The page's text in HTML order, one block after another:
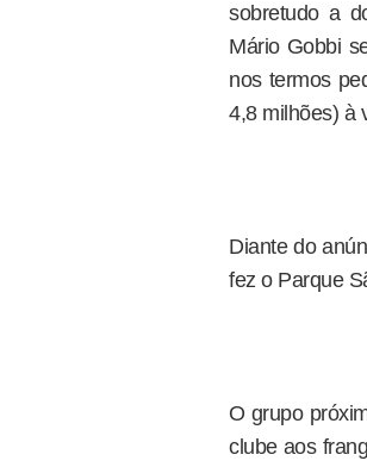
sobretudo a
Mário Gobbi
nos termos
4,8 milhões) à
Diante do
fez o Parque
O grupo
clube aos